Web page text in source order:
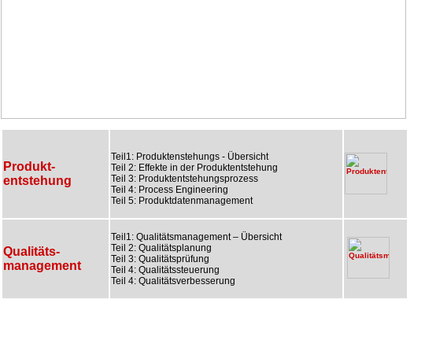
Produkt-
entstehung
Teil1: Produktenstehungs - Übersicht
Teil 2: Effekte in der Produktentstehung
Teil 3: Produktentstehungsprozess
Teil 4: Process Engineering
Teil 5: Produktdatenmanagement
Qualitäts-
management
Teil1: Qualitätsmanagement – Übersicht
Teil 2: Qualitätsplanung
Teil 3: Qualitätsprüfung
Teil 4: Qualitätssteuerung
Teil 4: Qualitätsverbesserung